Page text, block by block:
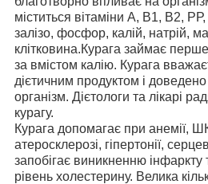
міститься вітаміни А, В1, В2,
залізо, фосфор, калій, натрій,
клітковина.Курага займає
за вмістом калію. Курага
дієтичним продуктом і
організм. Дієтологи та лікарі
курагу.
Курага допомагає при анемії,
атеросклерозі, гіпертонії,
запобігає виникненню інфаркту
рівень холестерину. Велика